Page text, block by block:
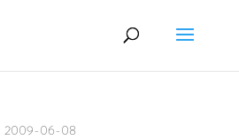
2009-06-08